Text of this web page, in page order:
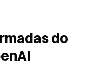
do